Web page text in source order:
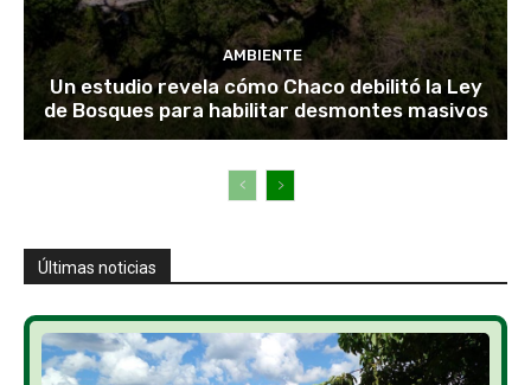
AMBIENTE
Un estudio revela cómo Chaco debilitó la Ley
de Bosques para habilitar desmontes masivos
Últimas noticias